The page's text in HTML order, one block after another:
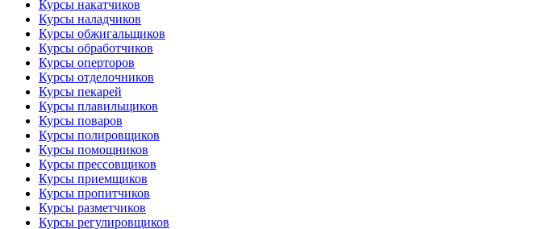
Курсы накатчиков
Курсы наладчиков
Курсы обжигальщиков
Курсы обработчиков
Курсы оперторов
Курсы отделочников
Курсы пекарей
Курсы плавильщиков
Курсы поваров
Курсы полировщиков
Курсы помощников
Курсы прессовщиков
Курсы приемщиков
Курсы пропитчиков
Курсы разметчиков
Курсы регулировщиков